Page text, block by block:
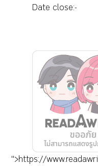
Date close:-
">https://